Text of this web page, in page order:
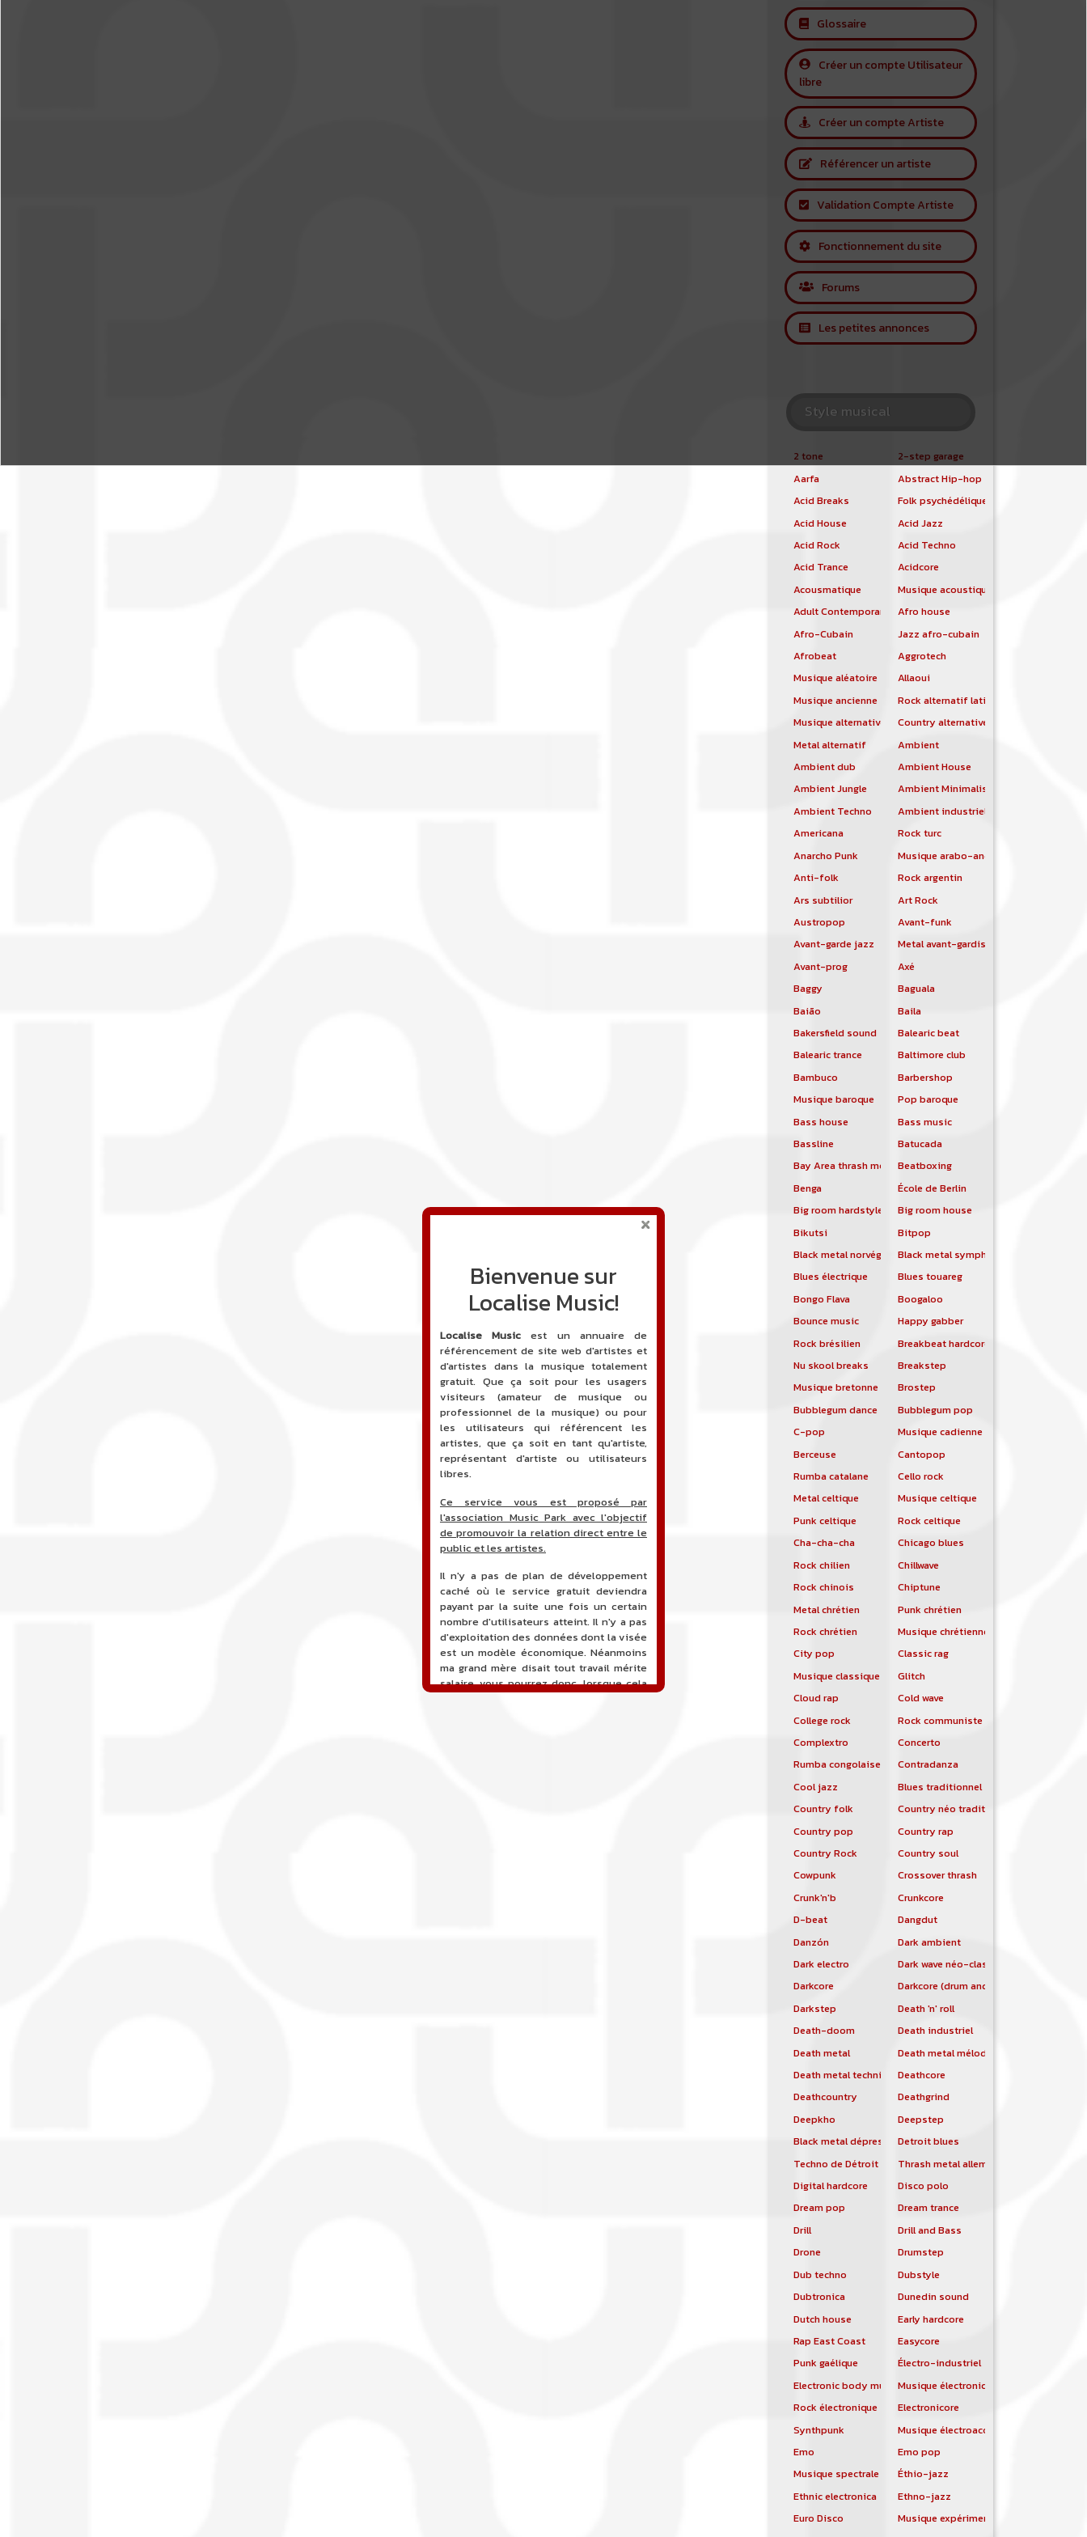
Glossaire
Créer un compte Utilisateur
libre
Créer un compte Artiste
Référencer un artiste
Validation Compte Artiste
Fonctionnement du site
Forums
Les petites annonces
Style musical
2 tone
2-step garage
Aarfa
Abstract Hip-hop
Acid Breaks
Folk psychédélique
Acid House
Acid Jazz
Acid Rock
Acid Techno
Acid Trance
Acidcore
Acousmatique
Musique acoustique
Adult Contemporary
Afro house
Afro-Cubain
Jazz afro-cubain
Afrobeat
Aggrotech
Musique aléatoire
Allaoui
Musique ancienne
Rock alternatif latino
Musique alternative
Country alternative
Metal alternatif
Ambient
Ambient dub
Ambient House
Ambient Jungle
Ambient Minimalist
Ambient Techno
Ambient industriel
Americana
Rock turc
Anarcho Punk
Musique arabo-andalouse
Anti-folk
Rock argentin
Ars subtilior
Art Rock
Austropop
Avant-funk
Avant-garde jazz
Metal avant-gardiste
Avant-prog
Axé
Baggy
Baguala
Baião
Baila
Bakersfield sound
Balearic beat
Balearic trance
Baltimore club
Bambuco
Barbershop
Musique baroque
Pop baroque
Bass house
Bass music
Bassline
Batucada
Bay Area thrash metal Beatboxing
Benga
École de Berlin
Big room hardstyle
Big room house
Bikutsi
Bitpop
Black metal norvégien
Black metal symphonique
Blues électrique
Blues touareg
Bongo Flava
Boogaloo
Bounce music
Happy gabber
Rock brésilien
Breakbeat hardcore
Nu skool breaks
Breakstep
Musique bretonne
Brostep
Bubblegum dance
Bubblegum pop
C-pop
Musique cadienne
Berceuse
Cantopop
Rumba catalane
Cello rock
Metal celtique
Musique celtique
Punk celtique
Rock celtique
Cha-cha-cha
Chicago blues
Rock chilien
Chillwave
Rock chinois
Chiptune
Metal chrétien
Punk chrétien
Rock chrétien
Musique chrétienne contemporaine
City pop
Classic rag
Musique classique
Glitch
Cloud rap
Cold wave
College rock
Rock communiste
Complextro
Concerto
Rumba congolaise
Contradanza
Cool jazz
Blues traditionnel
Country folk
Country néo traditionnelle
Country pop
Country rap
Country Rock
Country soul
Cowpunk
Crossover thrash
Crunk'n'b
Crunkcore
D-beat
Dangdut
Danzón
Dark ambient
Dark electro
Dark wave néo-classique
Darkcore
Darkcore (drum and bass)
Darkstep
Death 'n' roll
Death-doom
Death industriel
Death metal
Death metal mélodique
Death metal techniqueDeathcore
Deathcountry
Deathgrind
Deepkho
Deepstep
Black metal dépressif Detroit blues
Techno de Détroit
Thrash metal allemand
Digital hardcore
Disco polo
Dream pop
Dream trance
Drill
Drill and Bass
Drone
Drumstep
Dub techno
Dubstyle
Dubtronica
Dunedin sound
Dutch house
Early hardcore
Rap East Coast
Easycore
Punk gaélique
Électro-industriel
Electronic body musicMusique électronique
Rock électronique
Electronicore
Synthpunk
Musique électroacoustique
Emo
Emo pop
Musique spectrale
Éthio-jazz
Ethnic electronica
Ethno-jazz
Euro Disco
Musique expérimentale
Bienvenue sur
Localise Music!
Localise Music est un annuaire de
référencement de site web d'artistes et
d'artistes dans la musique totalement
gratuit. Que ça soit pour les usagers
visiteurs (amateur de musique ou
professionnel de la musique) ou pour
les utilisateurs qui référencent les
artistes, que ça soit en tant qu'artiste,
représentant d'artiste ou utilisateurs
libres.
Ce service vous est proposé par
l'association Music Park avec l'objectif
de promouvoir la relation direct entre le
public et les artistes.
Il n'y a pas de plan de développement
caché où le service gratuit deviendra
payant par la suite une fois un certain
nombre d'utilisateurs atteint. Il n'y a pas
d'exploitation des données dont la visée
est un modèle économique. Néanmoins
ma grand mère disait tout travail mérite
salaire, vous pourrez donc, lorsque cela